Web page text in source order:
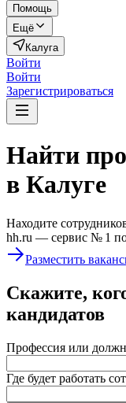
Помощь
Ещё
Калуга
Войти
Войти
Зарегистрироваться
Найти
в Калуге
Находите
hh.ru — сервис № 1
Разместить
Скажите,
кандидатов
Профессия или
Где будет работать